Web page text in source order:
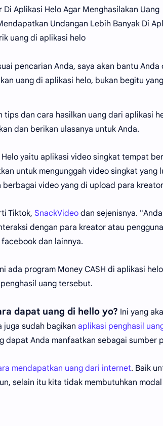
Di Aplikasi Helo Agar Menghasilakan Uang
Undangan Lebih Banyak Di
uang di aplikasi helo
pencarian Anda, saya akan bantu
uang di aplikasi helo, bukan begitu
tips dan cara hasilkan uang dari aplikasi
dan berikan ulasanya untuk Anda.
yaitu aplikasi video singkat tempat
untuk mengunggah video singkat yang
berbagai video yang di upload para
Tiktok, SnackVideo dan sejenisnya.
dengan para kreator atau
dan lainnya.
ada program Money CASH di aplikasi
uang tersebut.
dapat uang di hello yo? Ini yang
juga sudah bagikan aplikasi penghasil
dapat Anda manfaatkan sebagai sumber
mendapatkan uang dari internet. Baik
selain itu kita tidak membutuhkan